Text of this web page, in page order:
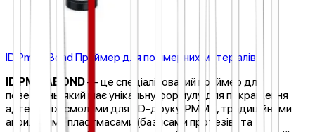
ID PmmaBond Праймер для полімерних матеріалів
ID PMMABOND— це спеціалізований праймер для
поверхонь, який має унікальну формулу для покращення
адгезії між смолами для 3D-друку, PMMA, традиційними
акриловими пластмасами (базисами протезів) та